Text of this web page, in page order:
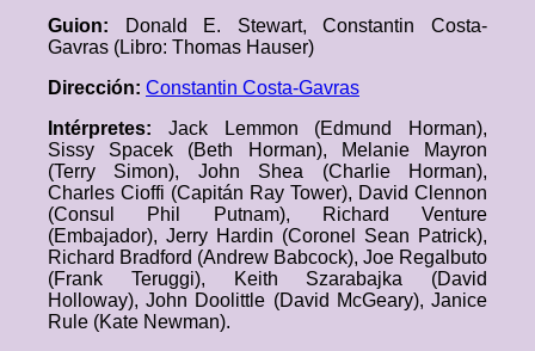
Guion:
Donald E. Stewart, Constantin Costa-
Gavras (Libro: Thomas Hauser)
Dirección: Constantin Costa-Gavras
Intérpretes: Jack Lemmon (Edmund Horman),
Sissy Spacek (Beth Horman), Melanie Mayron
(Terry Simon), John Shea (Charlie Horman),
Charles Cioffi (Capitán Ray Tower), David Clennon
(Consul Phil Putnam), Richard Venture
(Embajador), Jerry Hardin (Coronel Sean Patrick),
Richard Bradford (Andrew Babcock), Joe Regalbuto
(Frank Teruggi), Keith Szarabajka (David
Holloway), John Doolittle (David McGeary), Janice
Rule (Kate Newman).